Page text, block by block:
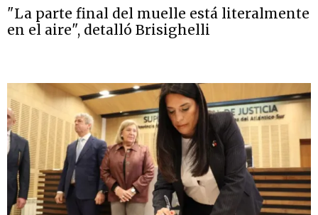
"La parte final del muelle está literalmente
en el aire", detalló Brisighelli